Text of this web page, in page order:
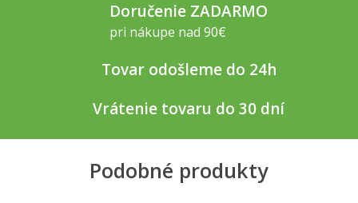
Doručenie ZADARMO
pri nákupe nad 90€
Tovar odošleme do 24h
Vrátenie tovaru do 30 dní
Podobné produkty